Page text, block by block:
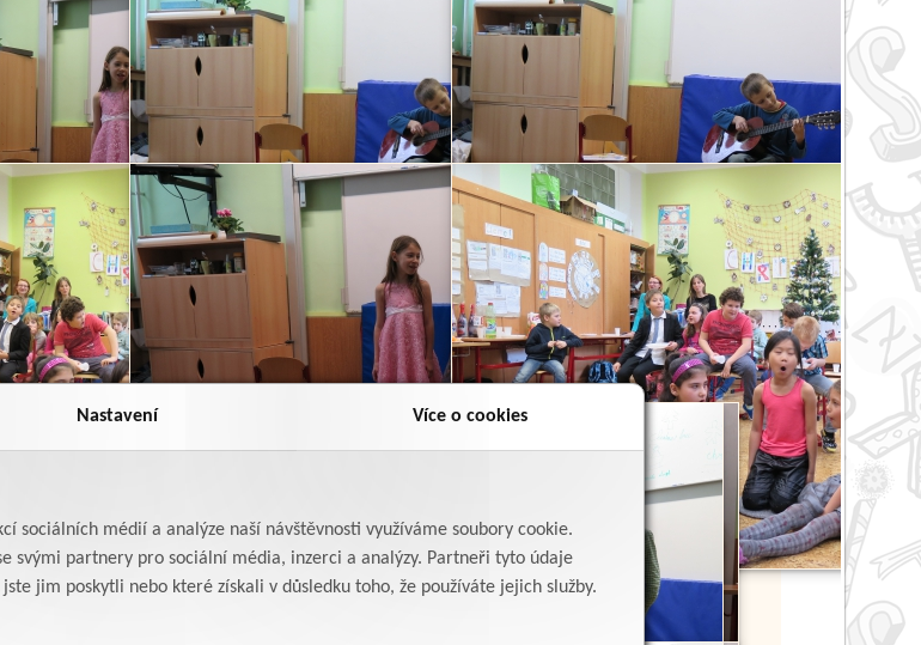
Nastavení Více o cookies
sociálních médií a analýze naší návštěvnosti využíváme soubory cookie.
svými partnery pro sociální média, inzerci a analýzy. Partneři tyto údaje
jim poskytli nebo které získali v důsledku toho, že používáte jejich služby.